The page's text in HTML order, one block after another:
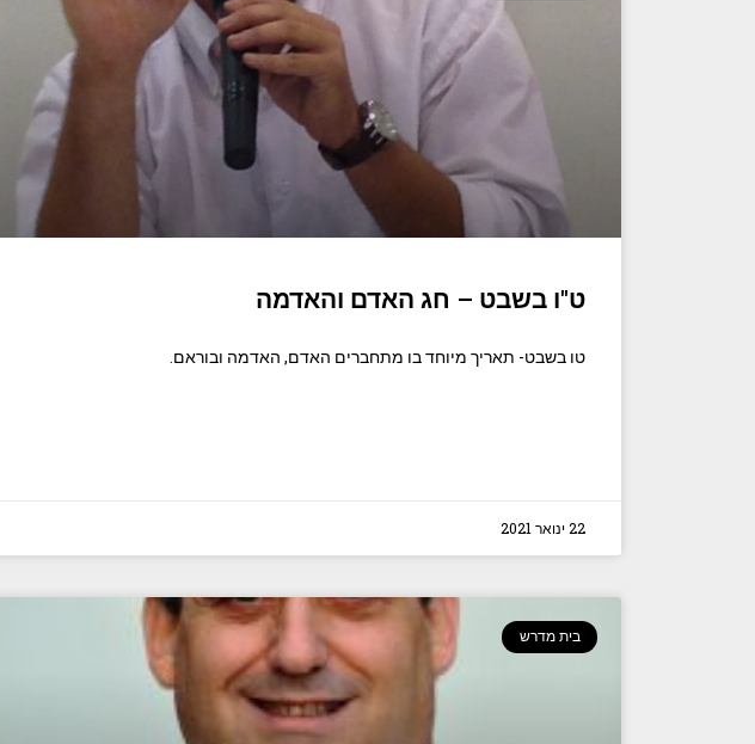
ט"ו בשבט – חג האדם והאדמה
טו בשבט- תאריך מיוחד בו מתחברים האדם, האדמה ובוראם.
22 ינואר 2021
בית מדרש